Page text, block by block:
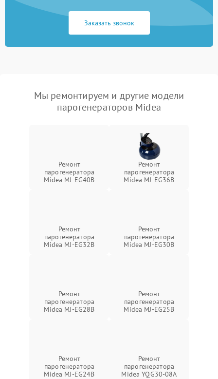
Заказать звонок
Мы ремонтируем и другие модели
парогенераторов Midea
Ремонт
парогенератора
Midea MJ-EG40B
Ремонт
парогенератора
Midea MJ-EG36B
Ремонт
парогенератора
Midea MJ-EG32B
Ремонт
парогенератора
Midea MJ-EG30B
Ремонт
парогенератора
Midea MJ-EG28B
Ремонт
парогенератора
Midea MJ-EG25B
Ремонт
парогенератора
Midea MJ-EG24B
Ремонт
парогенератора
Midea YQG30-08A